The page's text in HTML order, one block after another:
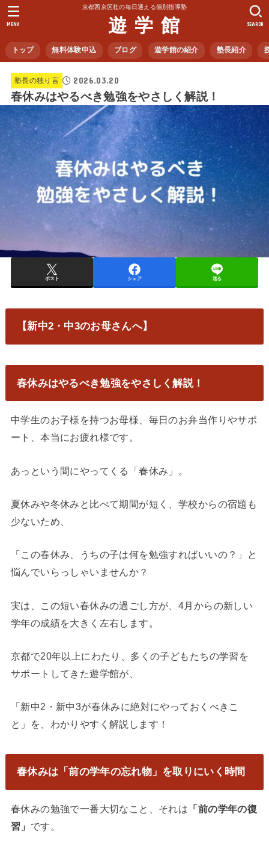
京都西京区桂の毎日通える個別指導塾
遊 学 館
トップ 無料体験申込 ブログ 遊学館の紹介 塾長紹介
SEARCH
MENU
塾長の独り言 2026.03.20
春休みはやるべき勉強をやさしく解説！
ポスト シェア 送る
【新中2・中3のお母さんへ】
春休みはやるべき勉強をやさしく解説！
中学生のお子様を持つお母様、毎日のお弁当作りやサポ
ート、本当にお疲れ様です。
あっという間にやってくる「春休み」。
夏休みや冬休みと比べて期間が短く、学校からの宿題も
少ないため、
「この春休み、うちの子は何を勉強すればいいの？」と
悩んでいらっしゃいませんか？
実は、この短い春休みの過ごし方が、4月からの新しい
学年の成績を大きく左右します。
京都で20年以上にわたり、多くの子どもたちの学習を
サポートしてきた遊学館が、
「新中2・新中3が春休みに絶対にやっておくべきこ
と」を、わかりやすく解説します！
春休みは「前の学年の忘れ物」を取りにいく時間
春休みの勉強で一番大切なこと、それは 「前の学年の復
習」 です。